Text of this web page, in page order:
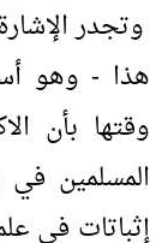
وتجدر
هذا - وهو
وقتها بأن
المسلمين في
إثباتات في